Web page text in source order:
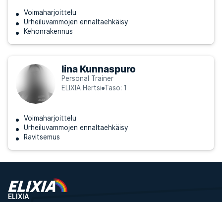
Voimaharjoittelu
Urheiluvammojen ennaltaehkäisy
Kehonrakennus
Iina Kunnaspuro
Personal Trainer
ELIXIA Hertsi Taso: 1
Voimaharjoittelu
Urheiluvammojen ennaltaehkäisy
Ravitsemus
ELIXIA